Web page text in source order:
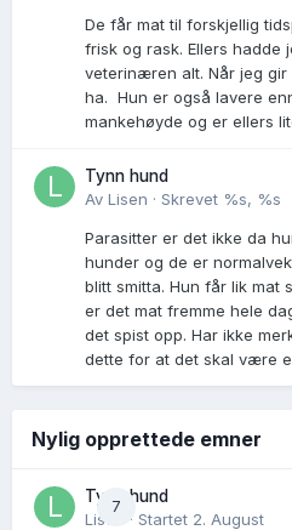
De får mat til forskjellig
frisk og rask. Ellers hadde
veterinæren alt. Når jeg
ha. Hun er også lavere
mankehøyde og er ellers
Tynn hund
Av Lisen · Skrevet %s, %s
Parasitter er det ikke da
hunder og de er
blitt smitta. Hun får lik mat
er det mat fremme hele
det spist opp. Har ikke
dette for at det skal være
Nylig opprettede emner
7
Tynn hund
Lisen
· Startet 2. August